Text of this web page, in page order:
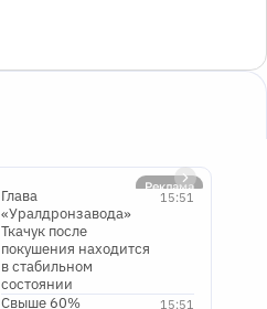
Реклама
15:51
Глава
«Уралдронзавода»
Ткачук после
покушения находится
в стабильном
состоянии
15:51
Свыше 60%